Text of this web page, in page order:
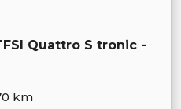
Quattro S tronic -
km